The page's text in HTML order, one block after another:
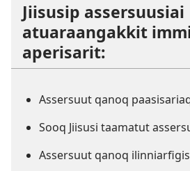
Jiisusip assersuusiai
atuaraangakkit
aperisarit:
Assersuut qanoq
Sooq Jiisusi taamatut
Assersuut qanoq